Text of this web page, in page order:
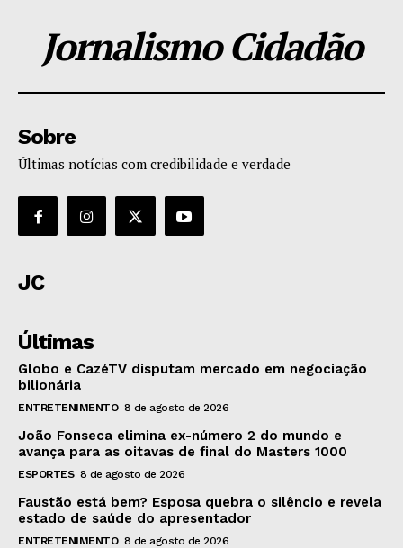
Jornalismo Cidadão
Sobre
Últimas notícias com credibilidade e verdade
JC
Últimas
Globo e CazéTV disputam mercado em negociação
bilionária
ENTRETENIMENTO 8 de agosto de 2026
João Fonseca elimina ex-número 2 do mundo e
avança para as oitavas de final do Masters 1000
ESPORTES 8 de agosto de 2026
Faustão está bem? Esposa quebra o silêncio e revela
estado de saúde do apresentador
ENTRETENIMENTO 8 de agosto de 2026